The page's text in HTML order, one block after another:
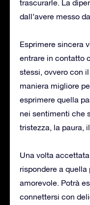
trascurarle. La
dall’avere messo
Esprimere sincera
entrare in contatto
stessi, ovvero con
maniera migliore
esprimere quella
nei sentimenti che
tristezza, la paura,
Una volta
rispondere a
amorevole. Potrà
connettersi con